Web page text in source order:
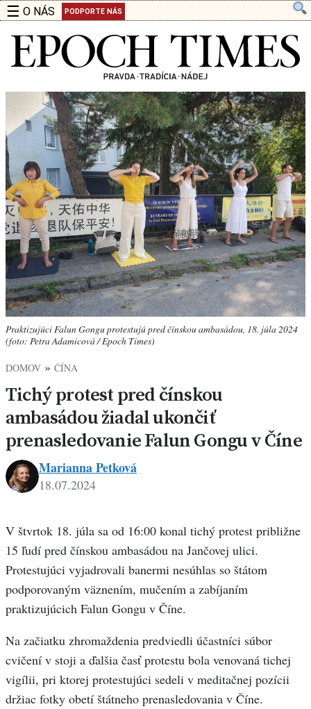
☰ O NÁS PODPORTE NÁS
Praktizujúci Falun Gongu protestujú pred čínskou ambasádou, 18. júla 2024
(foto: Petra Adamicová / Epoch Times)
DOMOV » ČÍNA
Tichý protest pred čínskou
ambasádou žiadal ukončiť
prenasledovanie Falun Gongu v Číne
Petková
Marianna Petková
18.07.2024
V štvrtok 18. júla sa od 16:00 konal tichý protest približne
15 ľudí pred čínskou ambasádou na Jančovej ulici.
Protestujúci vyjadrovali banermi nesúhlas so štátom
podporovaným väznením, mučením a zabíjaním
praktizujúcich Falun Gongu v Číne.
Na začiatku zhromaždenia predviedli účastníci súbor
cvičení v stoji a ďalšia časť protestu bola venovaná tichej
vigílii, pri ktorej protestujúci sedeli v meditačnej pozícii
držiac fotky obetí štátneho prenasledovania v Číne.